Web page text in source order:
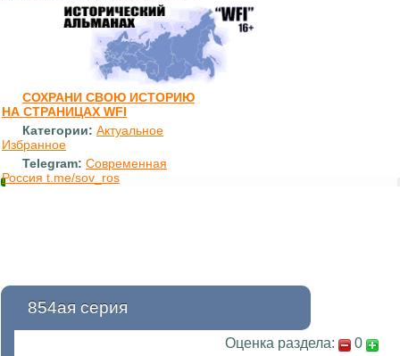
СОХРАНИ СВОЮ ИСТОРИЮ
НА СТРАНИЦАХ WFI
Категории: Актуальное
Избранное
Telegram: Современная
Россия t.me/sov_ros
854ая серия
Оценка раздела: 0